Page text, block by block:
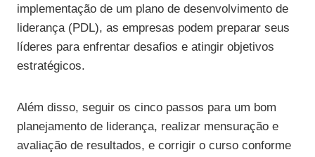
implementação de um plano de desenvolvimento de
liderança (PDL), as empresas podem preparar seus
líderes para enfrentar desafios e atingir objetivos
estratégicos.
Além disso, seguir os cinco passos para um bom
planejamento de liderança, realizar mensuração e
avaliação de resultados, e corrigir o curso conforme